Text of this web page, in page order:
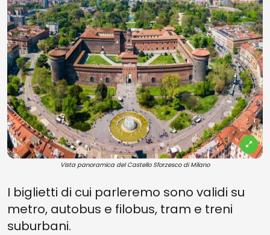
Vista panoramica del Castello Sforzesco di Milano
I biglietti di cui parleremo sono validi su
metro, autobus e filobus, tram e treni
suburbani.